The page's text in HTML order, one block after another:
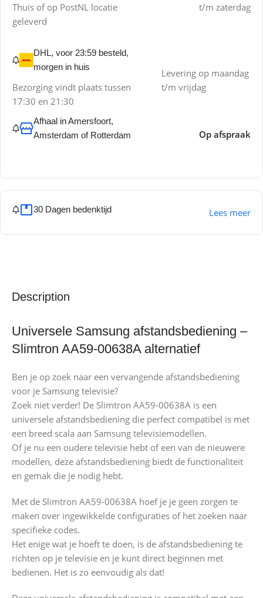
Thuis of op PostNL locatie
geleverd
t/m zaterdag
DHL, voor 23:59 besteld,
morgen in huis
Bezorging vindt plaats tussen
17:30 en 21:30
Levering op maandag
t/m vrijdag
Afhaal in Amersfoort,
Amsterdam of Rotterdam
Op afspraak
30 Dagen bedenktijd Lees meer
Description
Universele Samsung afstandsbediening –
Slimtron AA59-00638A alternatief
Ben je op zoek naar een vervangende afstandsbediening
voor je Samsung televisie?
Zoek niet verder! De Slimtron AA59-00638A is een
universele afstandsbediening die perfect compatibel is met
een breed scala aan Samsung televisiemodellen.
Of je nu een oudere televisie hebt of een van de nieuwere
modellen, deze afstandsbediening biedt de functionaliteit
en gemak die je nodig hebt.
Met de Slimtron AA59-00638A hoef je je geen zorgen te
maken over ingewikkelde configuraties of het zoeken naar
specifieke codes.
Het enige wat je hoeft te doen, is de afstandsbediening te
richten op je televisie en je kunt direct beginnen met
bedienen. Het is zo eenvoudig als dat!